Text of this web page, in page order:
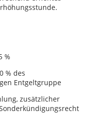
%
des
Entgeltgruppe
zusätzlicher